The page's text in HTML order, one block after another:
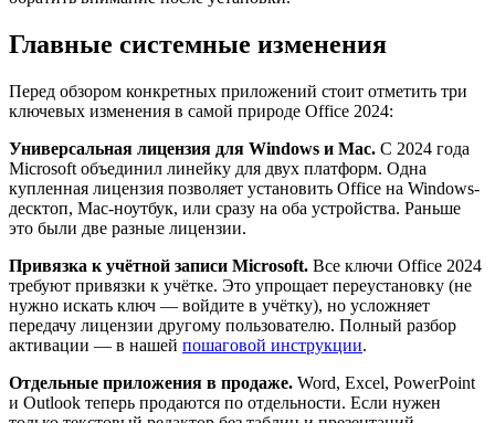
Главные системные изменения
Перед обзором конкретных приложений стоит отметить три
ключевых изменения в самой природе Office 2024:
Универсальная лицензия для Windows и Mac. С 2024 года
Microsoft объединил линейку для двух платформ. Одна
купленная лицензия позволяет установить Office на Windows-
десктоп, Mac-ноутбук, или сразу на оба устройства. Раньше
это были две разные лицензии.
Привязка к учётной записи Microsoft. Все ключи Office 2024
требуют привязки к учётке. Это упрощает переустановку (не
нужно искать ключ — войдите в учётку), но усложняет
передачу лицензии другому пользователю. Полный разбор
активации — в нашей пошаговой инструкции.
Отдельные приложения в продаже. Word, Excel, PowerPoint
и Outlook теперь продаются по отдельности. Если нужен